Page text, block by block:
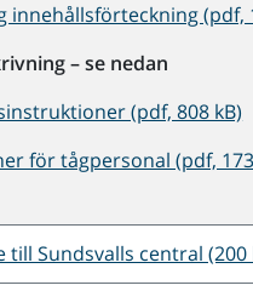
innehållsförteckning (pdf,
– se nedan
(pdf, 808 kB)
för tågpersonal (pdf,
till Sundsvalls central (200